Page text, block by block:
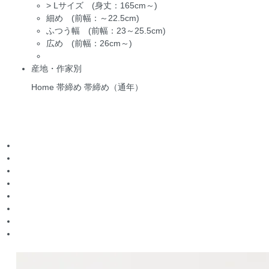
> Lサイズ (身丈：165cm～)
細め (前幅：～22.5cm)
ふつう幅 (前幅：23～25.5cm)
広め (前幅：26cm～)
産地・作家別
Home 帯締め 帯締め（通年）